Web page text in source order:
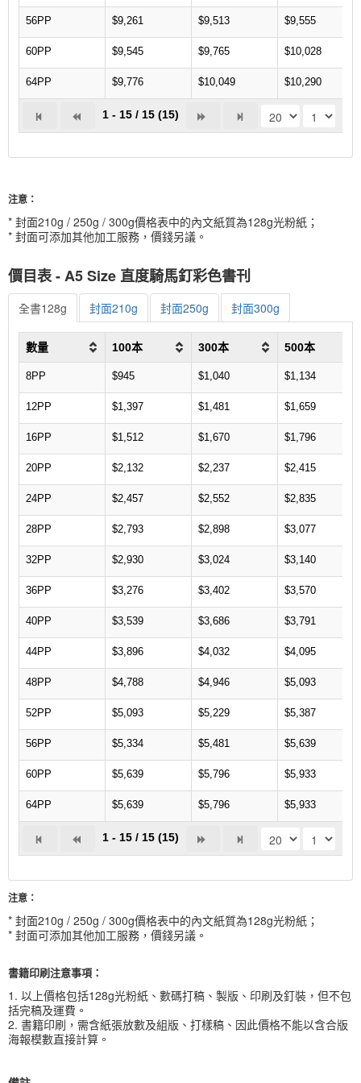
56PP $9,261 $9,513 $9,555
60PP $9,545 $9,765 $10,028
64PP $9,776 $10,049 $10,290
1 - 15 / 15 (15)
注意：
* 封面210g / 250g / 300g價格表中的內文紙質為128g光粉紙；
* 封面可添加其他加工服務，價錢另議。
價目表 - A5 Size 直度騎馬釘彩色書刊
全書128g 封面210g 封面250g 封面300g
數量 100本 300本 500本
8PP $945 $1,040 $1,134
12PP $1,397 $1,481 $1,659
16PP $1,512 $1,670 $1,796
20PP $2,132 $2,237 $2,415
24PP $2,457 $2,552 $2,835
28PP $2,793 $2,898 $3,077
32PP $2,930 $3,024 $3,140
36PP $3,276 $3,402 $3,570
40PP $3,539 $3,686 $3,791
44PP $3,896 $4,032 $4,095
48PP $4,788 $4,946 $5,093
52PP $5,093 $5,229 $5,387
56PP $5,334 $5,481 $5,639
60PP $5,639 $5,796 $5,933
64PP $5,639 $5,796 $5,933
1 - 15 / 15 (15)
注意：
* 封面210g / 250g / 300g價格表中的內文紙質為128g光粉紙；
* 封面可添加其他加工服務，價錢另議。
書籍印刷注意事項：
1. 以上價格包括128g光粉紙、數碼打稿、製版、印刷及釘裝，但不包
括完稿及運費。
2. 書籍印刷，需含紙張放數及組版、打樣稿、因此價格不能以含合版
海報模數直接計算。